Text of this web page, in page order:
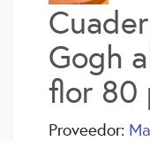
Gogh
flor 80
Proveedor: